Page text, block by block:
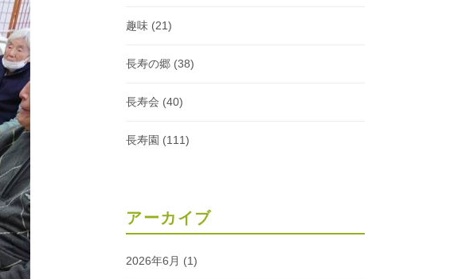
趣味 (21)
長寿の郷 (38)
長寿会 (40)
長寿園 (111)
アーカイブ
2026年6月 (1)